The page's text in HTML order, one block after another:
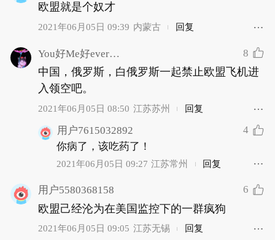
欧盟就是个奴才
2021年06月05日 09:39 内蒙古 回复
You好Me好everyone好 8
中国，俄罗斯，白俄罗斯一起禁止欧盟飞机进
入领空吧。
2021年06月05日 08:50 江苏苏州 回复
用户7615032892
4
你病了，该吃药了！
2021年06月05日 09:27 江苏常州 回复
用户5580368158 6
欧盟己经沦为在美国监控下的一群疯狗
2021年06月05日 09:05 江苏无锡 回复